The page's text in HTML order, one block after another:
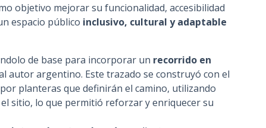
objetivo mejorar su funcionalidad, accesibilidad
espacio público inclusivo, cultural y adaptable
de base para incorporar un recorrido en
autor argentino. Este trazado se construyó con el
planteras que definirán el camino, utilizando
sitio, lo que permitió reforzar y enriquecer su